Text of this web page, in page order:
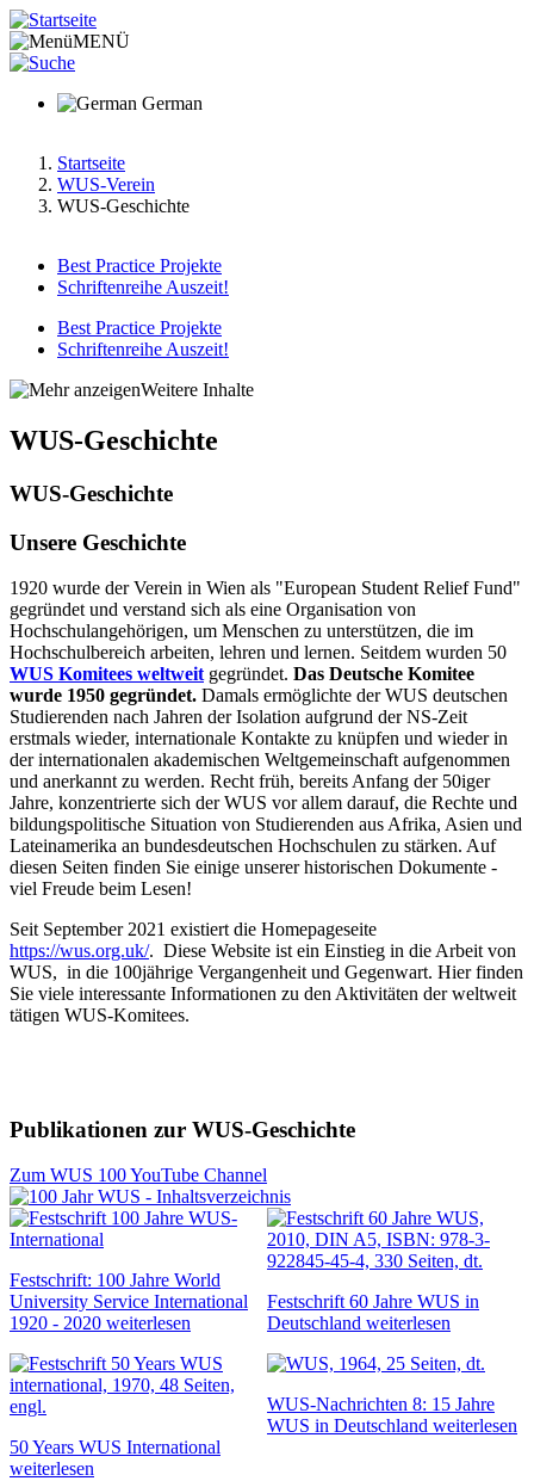
Direkt
zum
Inhalt
MENÜ
German
Pfadnavigation
Startseite
WUS-Verein
WUS-Geschichte
Main
menu
Best Practice Projekte
Schriftenreihe Auszeit!
Hauptnavigation
Best Practice Projekte
Schriftenreihe Auszeit!
Weitere Inhalte
WUS-Geschichte
WUS-Geschichte
Unsere Geschichte
1920 wurde der Verein in Wien als "European Student Relief Fund"
gegründet und verstand sich als eine Organisation von
Hochschulangehörigen, um Menschen zu unterstützen, die im
Hochschulbereich arbeiten, lehren und lernen. Seitdem wurden 50
WUS Komitees weltweit gegründet. Das Deutsche Komitee
wurde 1950 gegründet. Damals ermöglichte der WUS deutschen
Studierenden nach Jahren der Isolation aufgrund der NS-Zeit
erstmals wieder, internationale Kontakte zu knüpfen und wieder in
der internationalen akademischen Weltgemeinschaft aufgenommen
und anerkannt zu werden. Recht früh, bereits Anfang der 50iger
Jahre, konzentrierte sich der WUS vor allem darauf, die Rechte und
bildungspolitische Situation von Studierenden aus Afrika, Asien und
Lateinamerika an bundesdeutschen Hochschulen zu stärken. Auf
diesen Seiten finden Sie einige unserer historischen Dokumente -
viel Freude beim Lesen!
Seit September 2021 existiert die Homepageseite
https://wus.org.uk/. Diese Website ist ein Einstieg in die Arbeit von
WUS, in die 100jährige Vergangenheit und Gegenwart. Hier finden
Sie viele interessante Informationen zu den Aktivitäten der weltweit
tätigen WUS-Komitees.
Publikationen zur WUS-Geschichte
Zum WUS 100 YouTube Channel
Festschrift: 100 Jahre World
University Service International
1920 - 2020 weiterlesen
Festschrift 60 Jahre WUS in
Deutschland weiterlesen
50 Years WUS International
weiterlesen
WUS-Nachrichten 8: 15 Jahre
WUS in Deutschland weiterlesen